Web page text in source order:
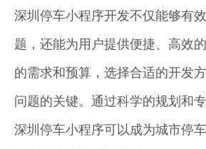
深圳停车小程序开发不仅能够有
题，还能为用户提供便捷、高效
的需求和预算，选择合适的开发
问题的关键。通过科学的规划和
深圳停车小程序可以成为城市停